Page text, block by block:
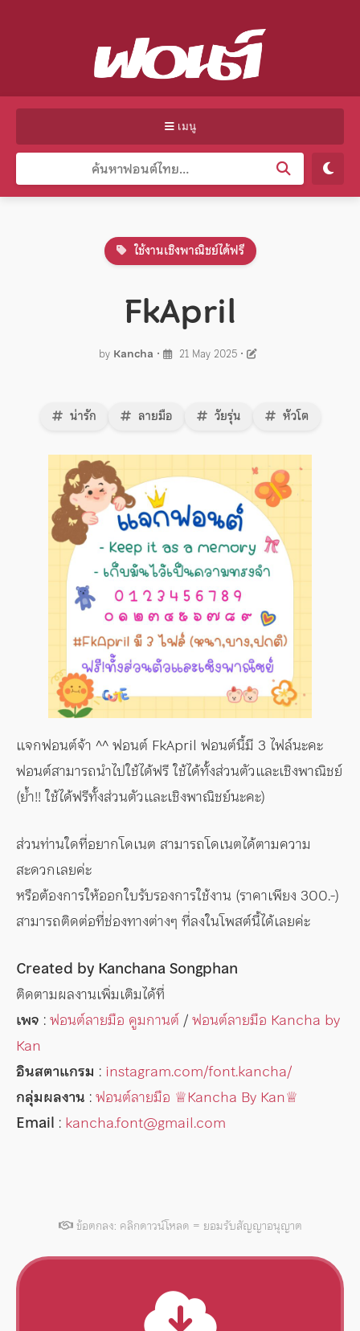
เมนู
ใช้งานเชิงพาณิชย์ได้ฟรี
FkApril
by Kancha • 21 May 2025 •
น่ารัก ลายมือ วัยรุ่น หัวโต
แจกฟอนต์จ้า ^^ ฟอนต์ FkApril ฟอนต์นี้มี 3 ไฟล์นะคะ
ฟอนต์สามารถนำไปใช้ได้ฟรี ใช้ได้ทั้งส่วนตัวและเชิงพาณิชย์
(ย้ำ!! ใช้ได้ฟรีทั้งส่วนตัวและเชิงพาณิชย์นะคะ)
ส่วนท่านใดที่อยากโดเนต สามารถโดเนตได้ตามความ
สะดวกเลยค่ะ
หรือต้องการให้ออกใบรับรองการใช้งาน (ราคาเพียง 300.-)
สามารถติดต่อที่ช่องทางต่างๆ ที่ลงในโพสต์นี้ได้เลยค่ะ
Created by Kanchana Songphan
ติดตามผลงานเพิ่มเติมได้ที่
เพจ :ฟอนต์ลายมือ คูมกานต์/ฟอนต์ลายมือ Kancha by
Kan
อินสตาแกรม : instagram.com/font.kancha/
กลุ่มผลงาน :ฟอนต์ลายมือ ♕︎Kancha By Kan♕︎
Email : kancha.font@gmail.com
ข้อตกลง: คลิกดาวน์โหลด = ยอมรับสัญญาอนุญาต